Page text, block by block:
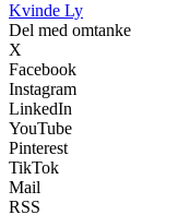
Kvinde Ly
Del med omtanke
X
Facebook
Instagram
LinkedIn
YouTube
Pinterest
TikTok
Mail
RSS